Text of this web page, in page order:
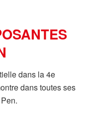
dans la 4e
dans toutes ses